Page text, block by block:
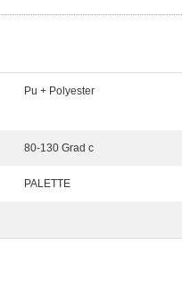
Pu + Polyester
80-130 Grad c
PALETTE